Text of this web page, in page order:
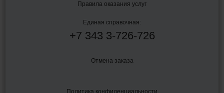
Правила оказания услуг
Единая справочная:
+7 343 3-726-726
Отмена заказа